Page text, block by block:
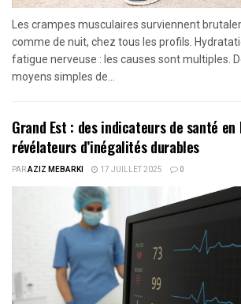
Les crampes musculaires surviennent
comme de nuit, chez tous les profils.
fatigue nerveuse : les causes sont multiples.
moyens simples de...
Grand Est : des indicateurs de santé en
révélateurs d’inégalités durables
PARAZIZ MEBARKI 17 JUILLET 2025 0